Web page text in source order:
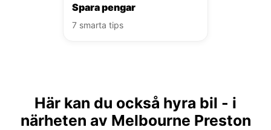
Spara pengar
7 smarta tips
Här kan du också hyra bil - i
närheten av Melbourne Preston